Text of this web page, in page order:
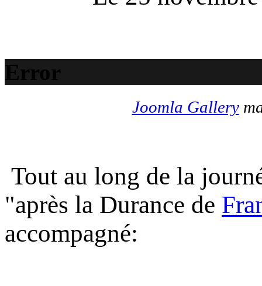
Error
Joomla Gallery
Tout au long de la
"après la Durance de
accompagné: